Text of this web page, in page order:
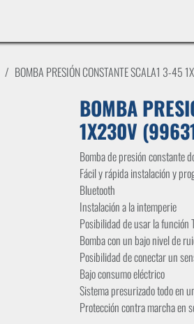
BOMBA PRESIÓN CONSTANTE SCALA1 3-45
BOMBA
1X230V
Bomba de presión constante
Fácil y rápida instalación y
Bluetooth
Instalación a la intemperie
Posibilidad de usar la función
Bomba con un bajo nivel de
Posibilidad de conectar un
Bajo consumo eléctrico
Sistema presurizado todo en
Protección contra marcha en